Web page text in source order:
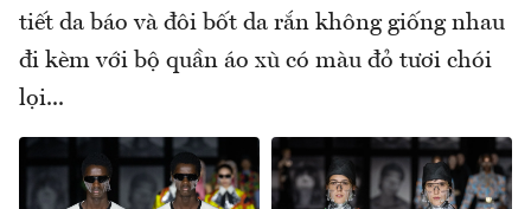
tiết da báo và đôi bốt da rắn không giống nhau
đi kèm với bộ quần áo xù có màu đỏ tươi chói
lọi...